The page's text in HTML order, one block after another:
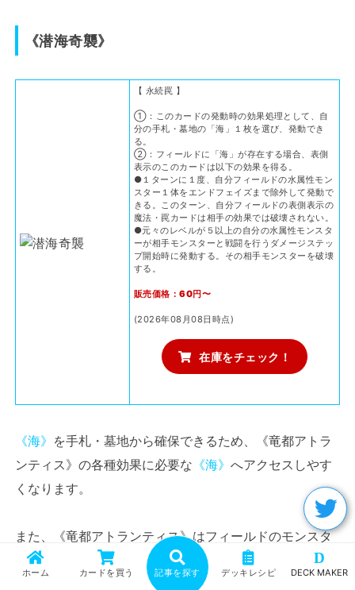
《潜海奇襲》
【 永続罠 】
①：このカードの発動時の効果処理として、自
分の手札・墓地の「海」１枚を選び、発動でき
る。
②：フィールドに「海」が存在する場合、表側
表示のこのカードは以下の効果を得る。
●１ターンに１度、自分フィールドの水属性モン
スター１体をエンドフェイズまで除外して発動で
きる。このターン、自分フィールドの表側表示の
魔法・罠カードは相手の効果では破壊されない。
●元々のレベルが５以上の自分の水属性モンスタ
ーが相手モンスターと戦闘を行うダメージステッ
プ開始時に発動する。その相手モンスターを破壊
する。
販売価格：60円〜
(2026年08月08日時点)
在庫をチェック！
《海》 を手札・墓地から確保できるため、《竜都アトラ
ンティス》の各種効果に必要な 《海》 へアクセスしやす
くなります。
また、《竜都アトランティス》はフィールドのモンスタ
ーを《海》
として扱う効果を持つため、このカードの追
加効果を安定して発動可能。魔法・罠への破壊耐性付与
ホーム カードを買う 記事を探す デッキレシピ
D
DECK MAKER